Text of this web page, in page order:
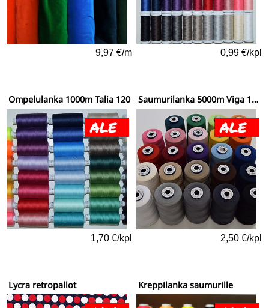
9,97 €/m 0,99 €/kpl
Ompelulanka 1000m Talia 120
1,70 €/kpl
Saumurilanka 5000m Viga 120
2,50 €/kpl
Lycra retropallot Kreppilanka saumurille